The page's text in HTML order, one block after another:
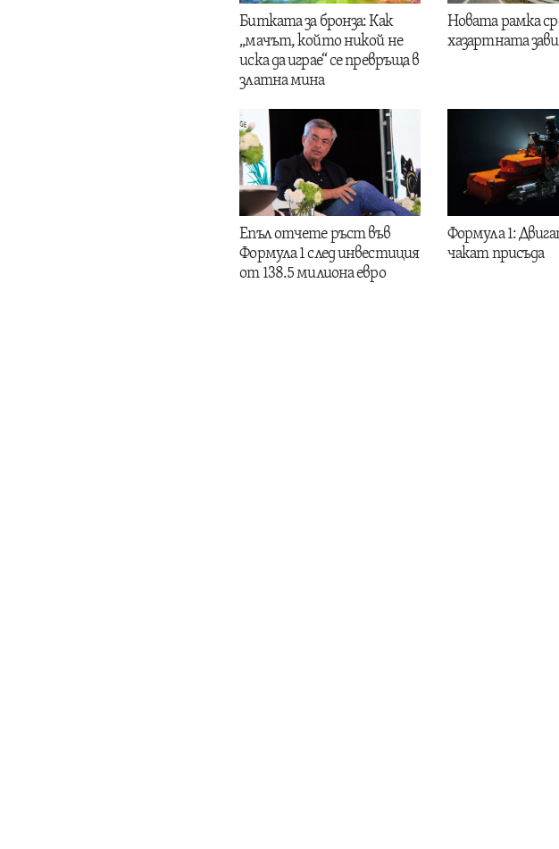
Битката за бронза: Как
„мачът, който никой не
иска да играе“ се превръща в
златна мина
Новата рамка
хазартната
Епъл отчете ръст във
Формула 1 след инвестиция
от 138.5 милиона евро
Формула 1:
чакат присъда